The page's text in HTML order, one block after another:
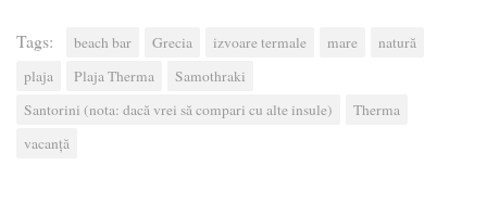
Tags: beach bar Grecia izvoare termale mare
natură
plaja
Plaja Therma
Samothraki
Santorini (nota: dacă vrei să compari cu alte insule)
Therma
vacanță